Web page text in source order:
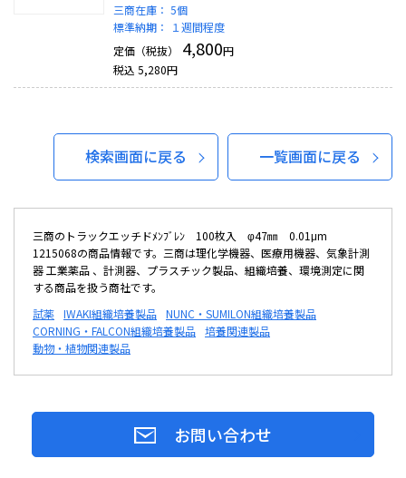
三商在庫： 5個
標準納期：
１週間程度
定価（税抜）
4,800円
税込 5,280円
検索画面に戻る 一覧画面に戻る
三商のトラックエッチドﾒﾝﾌﾞﾚﾝ 100枚入 φ47㎜ 0.01μm
1215068の商品情報です。三商は理化学機器、医療用機器、気象計測
器 工業薬品 、計測器、プラスチック製品、組織培養、環境測定に関
する商品を扱う商社です。
試薬 IWAKI組織培養製品 NUNC・SUMILON組織培養製品
CORNING・FALCON組織培養製品 培養関連製品
動物・植物関連製品
お問い合わせ